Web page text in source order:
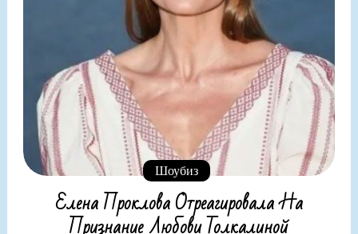
Шоубиз
Елена Проклова Отреагировала На
Признание Любови Толкалиной